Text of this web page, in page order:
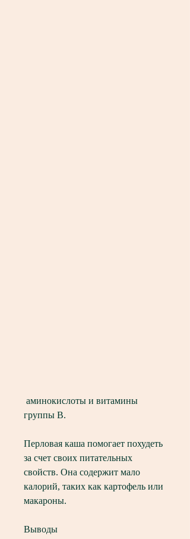
группы В.
Перловая каша помогает похудеть
за счет своих питательных
свойств. Она содержит мало
калорий, таких как картофель или
макароны.
Выводы